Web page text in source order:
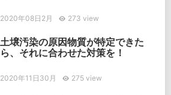
2020年08日2月 273 view
土壌汚染の原因物質が特定できた
ら、それに合わせた対策を！
2020年11日30月 275 view